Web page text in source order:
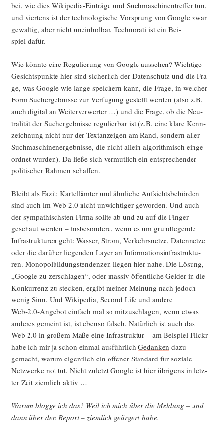
bei, wie dies Wiki­pe­dia-Ein­trä­ge und Such­ma­schi­nen­tref­fer tun,
und vier­tens ist der tech­no­lo­gi­sche Vor­sprung von Goog­le zwar
gewal­tig, aber nicht unein­hol­bar. Tech­no­ra­ti ist ein Bei­
spiel dafür.
Wie könn­te eine Regu­lie­rung von Goog­le aus­se­hen? Wich­ti­ge
Gesichts­punk­te hier sind sicher­lich der Daten­schutz und die Fra­
ge, was Goog­le wie lan­ge spei­chern kann, die Fra­ge, in wel­cher
Form Such­ergeb­nis­se zur Ver­fü­gung gestellt wer­den (also z.B.
auch digi­tal an Wei­ter­ver­wer­ter …) und die Fra­ge, ob die Neu­
tra­li­tät der Such­ergeb­nis­se regu­lier­bar ist (z.B. eine kla­re Kenn­
zeich­nung nicht nur der Text­an­zei­gen am Rand, son­dern aller
Such­ma­schi­nen­er­geb­nis­se, die nicht allein algo­rith­misch ein­ge­
ord­net wur­den). Da lie­ße sich ver­mut­lich ein ent­spre­chen­der
poli­ti­scher Rah­men schaffen.
Bleibt als Fazit: Kar­tell­äm­ter und ähn­li­che Auf­sichts­be­hör­den
sind auch im Web 2.0 nicht unwich­ti­ger gewor­den. Und auch
der sym­pa­thischs­ten Fir­ma soll­te ab und zu auf die Fin­ger
geschaut wer­den – ins­be­son­de­re, wenn es um grund­le­gen­de
Infra­struk­tu­ren geht: Was­ser, Strom, Ver­kehrs­net­ze, Daten­net­ze
oder die dar­über lie­gen­den Lay­er an Infor­ma­ti­ons­in­fra­struk­tu­
ren. Mono­pol­bil­dungs­ten­den­zen lie­gen hier nahe. Die Lösung,
„Goog­le zu zer­schla­gen“, oder mas­siv öffent­li­che Gel­der in die
Kon­kur­renz zu ste­cken, ergibt mei­ner Mei­nung nach jedoch
wenig Sinn. Und Wiki­pe­dia, Second Life und ande­re
Web‑2.0‑Angebot ein­fach mal so mit­zu­schla­gen, wenn etwas
ande­res gemeint ist, ist eben­so falsch. Natür­lich ist auch das
Web 2.0 in gro­ßem Maße eine Infra­struk­tur – am Bei­spiel Flickr
habe ich mir ja schon ein­mal aus­führ­lich Gedan­ken dazu
gemacht, war­um eigent­lich ein offe­ner Stan­dard für sozia­le
Netz­wer­ke not tut. Nicht zuletzt Goog­le ist hier übri­gens in letz­
ter Zeit ziem­lich aktiv …
War­um blog­ge ich das? Weil ich mich über die Mel­dung – und
dann über den Report – ziem­lich geär­gert habe.